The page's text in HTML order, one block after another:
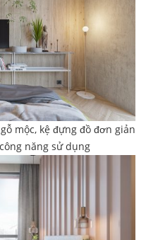
mộc, kệ đựng đồ đơn giản
năng sử dụng